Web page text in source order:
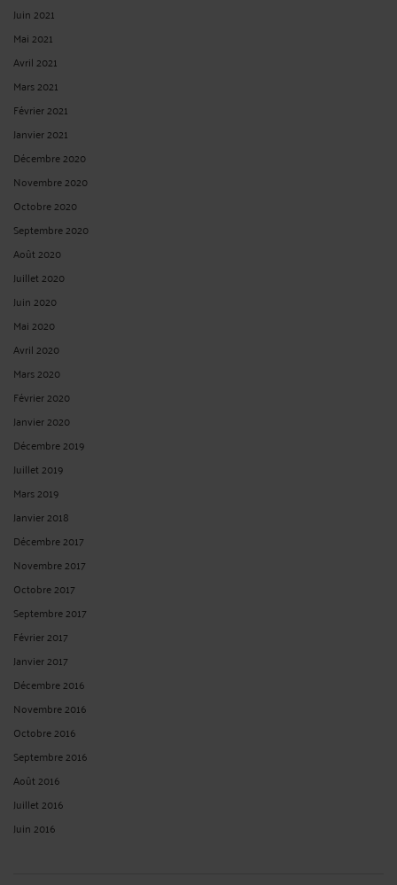
Juin 2021
Mai 2021
Avril 2021
Mars 2021
Février 2021
Janvier 2021
Décembre 2020
Novembre 2020
Octobre 2020
Septembre 2020
Août 2020
Juillet 2020
Juin 2020
Mai 2020
Avril 2020
Mars 2020
Février 2020
Janvier 2020
Décembre 2019
Juillet 2019
Mars 2019
Janvier 2018
Décembre 2017
Novembre 2017
Octobre 2017
Septembre 2017
Février 2017
Janvier 2017
Décembre 2016
Novembre 2016
Octobre 2016
Septembre 2016
Août 2016
Juillet 2016
Juin 2016